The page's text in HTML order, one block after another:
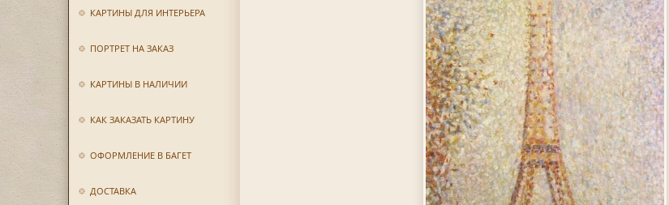
КАРТИНЫ ДЛЯ ИНТЕРЬЕРА
ПОРТРЕТ НА ЗАКАЗ
КАРТИНЫ В НАЛИЧИИ
КАК ЗАКАЗАТЬ КАРТИНУ
ОФОРМЛЕНИЕ В БАГЕТ
ДОСТАВКА